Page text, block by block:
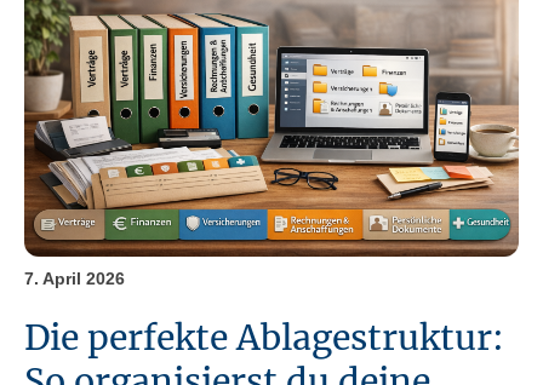
7. April 2026
Die perfekte Ablagestruktur: